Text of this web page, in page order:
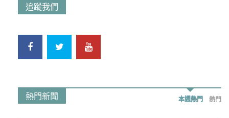
追蹤我們
熱門新聞 本週熱門 熱門